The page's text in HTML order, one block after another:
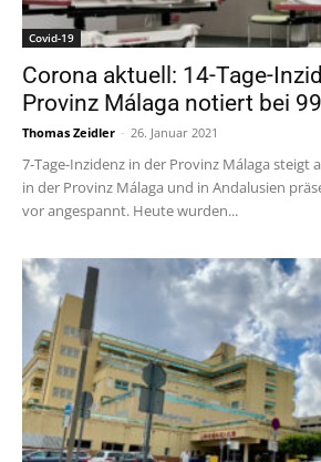
Covid-19
Corona aktuell: 14-Tage-
Provinz Málaga notiert bei
Thomas Zeidler - 26. Januar 2021
7-Tage-Inzidenz in der Provinz Málaga steigt
in der Provinz Málaga und in Andalusien
vor angespannt. Heute wurden...